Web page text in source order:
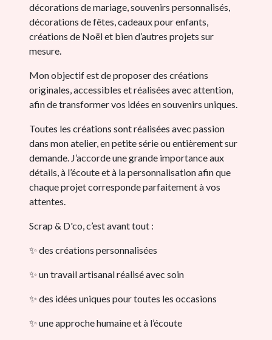
décorations de mariage, souvenirs personnalisés,
décorations de fêtes, cadeaux pour enfants,
créations de Noël et bien d’autres projets sur
mesure.
Mon objectif est de proposer des créations
originales, accessibles et réalisées avec attention,
afin de transformer vos idées en souvenirs uniques.
Toutes les créations sont réalisées avec passion
dans mon atelier, en petite série ou entièrement sur
demande. J’accorde une grande importance aux
détails, à l’écoute et à la personnalisation afin que
chaque projet corresponde parfaitement à vos
attentes.
Scrap & D'co, c’est avant tout :
✨ des créations personnalisées
✨ un travail artisanal réalisé avec soin
✨ des idées uniques pour toutes les occasions
✨ une approche humaine et à l’écoute